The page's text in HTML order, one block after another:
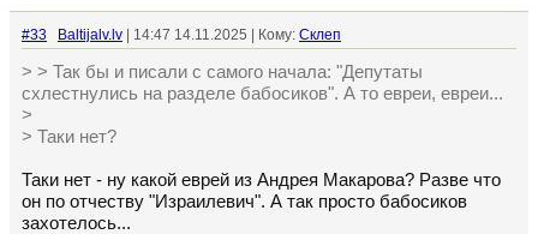
#33 Baltijalv.lv | 14:47 14.11.2025 | Кому: Склеп
> > Так бы и писали с самого начала: "Депутаты
схлестнулись на разделе бабосиков". А то евреи, евреи...
>
> Таки нет?
Таки нет - ну какой еврей из Андрея Макарова? Разве что
он по отчеству "Израилевич". А так просто бабосиков
захотелось...